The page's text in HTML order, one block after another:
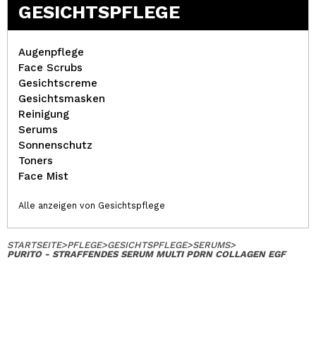
GESICHTSPFLEGE
Augenpflege
Face Scrubs
Gesichtscreme
Gesichtsmasken
Reinigung
Serums
Sonnenschutz
Toners
Face Mist
Alle anzeigen von Gesichtspflege
STARTSEITE>PFLEGE>GESICHTSPFLEGE>SERUMS>
PURITO - STRAFFENDES SERUM MULTI PDRN COLLAGEN EGF